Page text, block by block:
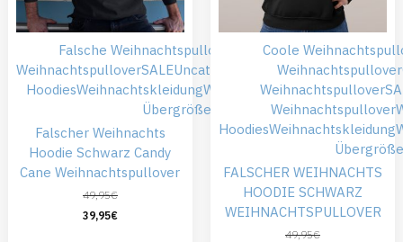
Falsche Weihnachtspullover
Günstiger
WeihnachtspulloverSALEUncategorized
Weihnachts
HoodiesWeihnachtskleidungWeihnachtspullover
Übergröße
Falscher Weihnachts
Hoodie Schwarz Candy
Cane Weihnachtspullover
49,95€
39,95€
Coole
Weihnachtspullover
Weihnachtspullover
Weihnachtspullover
HoodiesWeihnachtskleidung
FALSCHER WEIHNACHTS
HOODIE SCHWARZ
WEIHNACHTSPULLOVER
49,95€